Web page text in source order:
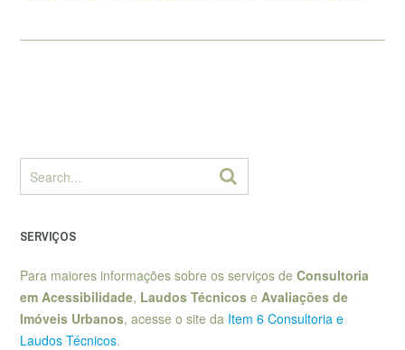
SERVIÇOS
Para maiores informações sobre os serviços de Consultoria
em Acessibilidade, Laudos Técnicos e Avaliações de
Imóveis Urbanos, acesse o site da Item 6 Consultoria e
Laudos Técnicos.